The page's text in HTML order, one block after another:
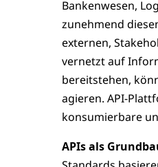
Bankenwesen,
zunehmend
externen,
vernetzt auf
bereitstehen,
agieren. API-
konsumierbare
APIs als